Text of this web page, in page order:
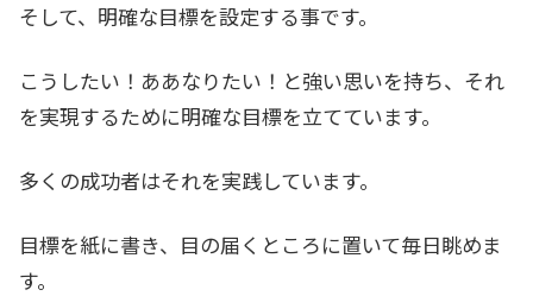
そして、明確な目標を設定する事です。
こうしたい！ああなりたい！と強い思いを持ち、それ
を実現するために明確な目標を立てています。
多くの成功者はそれを実践しています。
目標を紙に書き、目の届くところに置いて毎日眺めま
す。